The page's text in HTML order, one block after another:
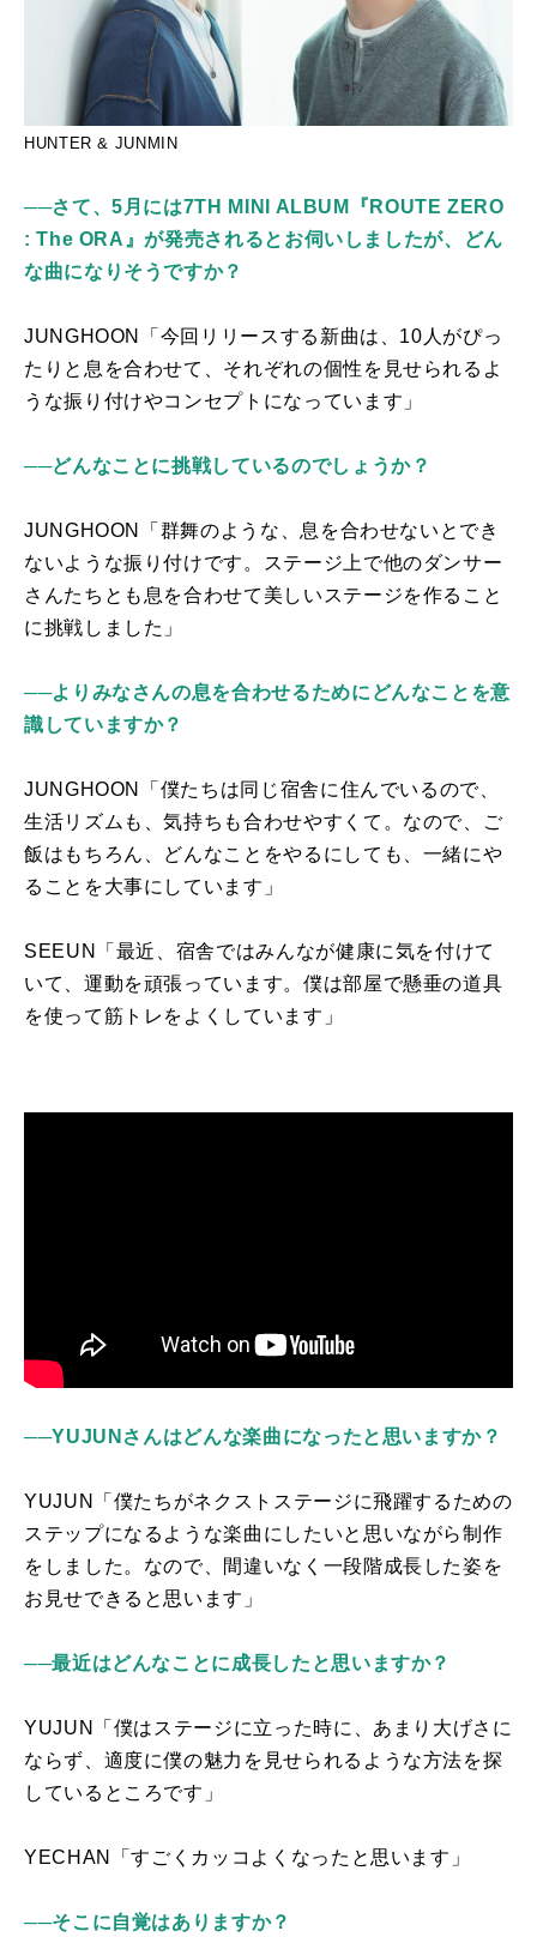
HUNTER & JUNMIN
──さて、5月には7TH MINI ALBUM『ROUTE ZERO
: The ORA』が発売されるとお伺いしましたが、どん
な曲になりそうですか？
JUNGHOON「今回リリースする新曲は、 10人がぴっ
たりと息を合わせて、それぞれの個性を見せられるよ
うな振り付けやコンセプトになっています」
──どんなことに挑戦しているのでしょうか？
JUNGHOON「群舞のような、息を合わせないとでき
ないような振り付けです。ステージ上で他のダンサー
さんたちとも息を合わせて美しいステージを作ること
に挑戦しました」
──よりみなさんの息を合わせるためにどんなことを意
識していますか？
JUNGHOON「僕たちは同じ宿舎に住んでいるので、
生活リズムも、気持ちも合わせやすくて。なので、ご
飯はもちろん、どんなことをやるにしても、一緒にや
ることを大事にしています」
SEEUN「最近、宿舎ではみんなが健康に気を付けて
いて、運動を頑張っています。僕は部屋で懸垂の道具
を使って筋トレをよくしています」
──YUJUNさんはどんな楽曲になったと思いますか？
YUJUN「僕たちがネクストステージに飛躍するための
ステップになるような楽曲にしたいと思いながら制作
をしました。なので、間違いなく一段階成長した姿を
お見せできると思います」
──最近はどんなことに成長したと思いますか？
YUJUN「僕はステージに立った時に、あまり大げさに
ならず、適度に僕の魅力を見せられるような方法を探
しているところです」
YECHAN「すごくカッコよくなったと思います」
──そこに自覚はありますか？